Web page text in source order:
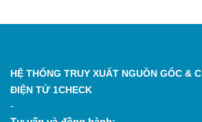
HỆ THỐNG TRUY XUẤT NGUỒN GỐC &
ĐIỆN TỬ 1CHECK
-